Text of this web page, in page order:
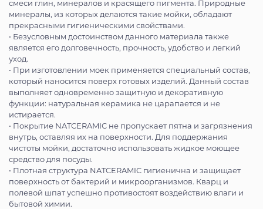
смеси глин, минералов и красящего пигмента. Природные
минералы, из которых делаются такие мойки, обладают
прекрасными гигиеническими свойствами.
• Безусловным достоинством данного материала также
является его долговечность, прочность, удобство и легкий
уход.
• При изготовлении моек применяется специальный состав,
который наносится поверх готовых изделий. Данный состав
выполняет одновременно защитную и декоративную
функции: натуральная керамика не царапается и не
истирается.
• Покрытие NATCERAMIC не пропускает пятна и загрязнения
внутрь, оставляя их на поверхности. Для поддержания
чистоты мойки, достаточно использовать жидкое моющее
средство для посуды.
• Плотная структура NATCERAMIC гигиенична и защищает
поверхность от бактерий и микроорганизмов. Кварц и
полевой шпат успешно противостоят воздействию влаги и
бытовой химии.